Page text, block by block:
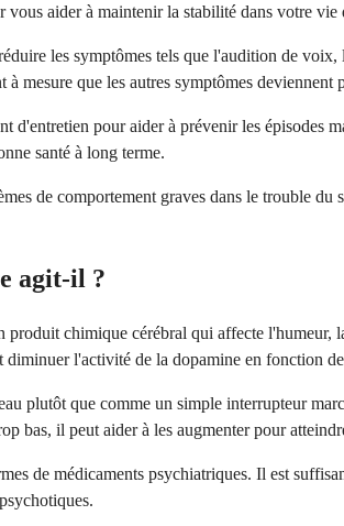
aider à maintenir la stabilité dans votre vie
les symptômes tels que l'audition de
mesure que les autres symptômes deviennent
pour aider à prévenir les épisodes
santé à long terme.
de comportement graves dans le trouble
agit-il ?
chimique cérébral qui affecte
l'activité de la dopamine en fonction
plutôt que comme un simple interrupteur
bas, il peut aider à les augmenter pour
de médicaments psychiatriques. Il est